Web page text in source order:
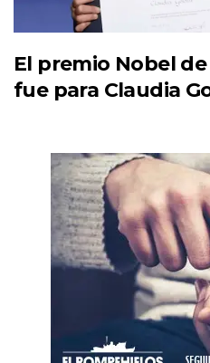
El premio Nobel
fue para Claudia